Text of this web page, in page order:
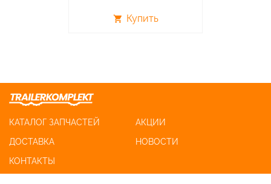
shopping_cart Купить
КАТАЛОГ ЗАПЧАСТЕЙ
АКЦИИ
ДОСТАВКА
НОВОСТИ
КОНТАКТЫ